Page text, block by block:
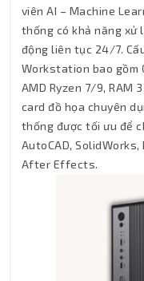
viên AI – Machine
thống có khả năng xử
động liên tục 24/7.
Workstation bao gồm
AMD Ryzen 7/9, RAM
card đồ họa chuyên
thống được tối ưu để
AutoCAD, SolidWorks,
After Effects.